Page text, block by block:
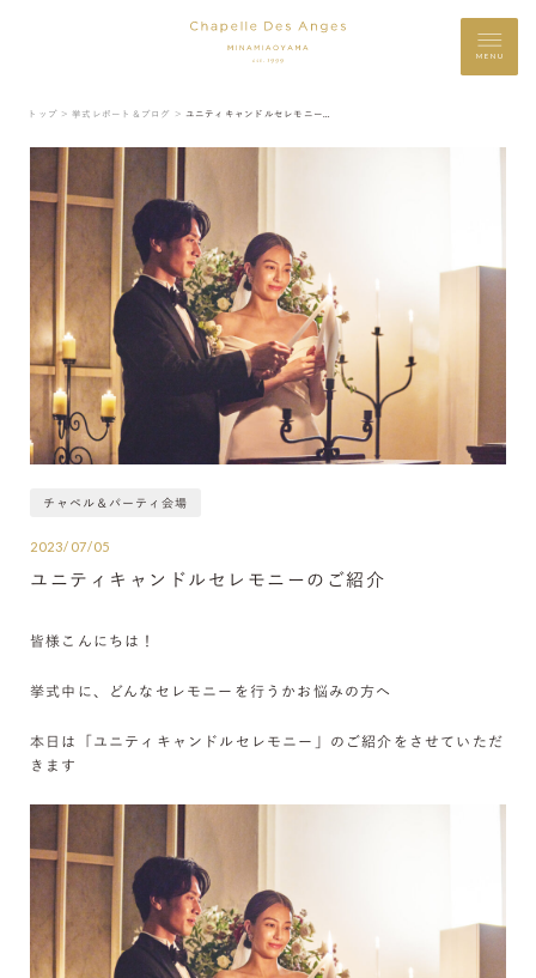
MENU
トップ ＞ 挙式レポート＆ブログ ＞
チャペル＆パーティ会場
2023/07/05
ユニティキャンドルセレモニーのご紹介
皆様こんにちは！
挙式中に、どんなセレモニーを行うかお悩みの方へ
本日は「ユニティキャンドルセレモニー」のご紹介をさせていただ
きます